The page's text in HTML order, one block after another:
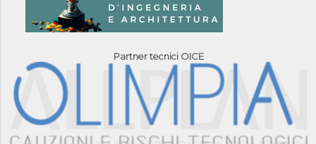
Partner tecnici OICE